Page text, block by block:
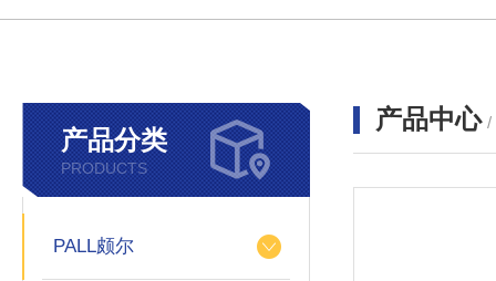
产品分类
PRODUCTS
PALL颇尔
产品中心 /